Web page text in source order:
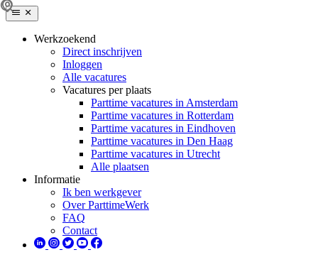
Werkzoekend
Direct inschrijven
Inloggen
Alle vacatures
Vacatures per plaats
Parttime vacatures in Amsterdam
Parttime vacatures in Rotterdam
Parttime vacatures in Eindhoven
Parttime vacatures in Den Haag
Parttime vacatures in Utrecht
Alle plaatsen
Informatie
Ik ben werkgever
Over ParttimeWerk
FAQ
Contact